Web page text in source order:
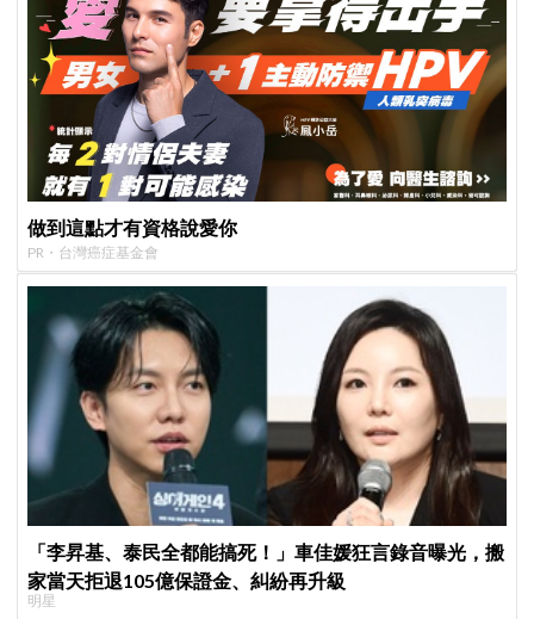
做到這點才有資格說愛你
PR・台灣癌症基金會
「李昇基、泰民全都能搞死！」車佳媛狂言錄音曝光，搬
家當天拒退105億保證金、糾紛再升級
明星